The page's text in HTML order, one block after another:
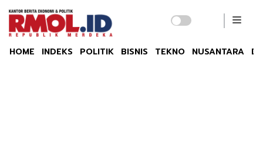
HOME INDEKS POLITIK BISNIS TEKNO NUSANTARA